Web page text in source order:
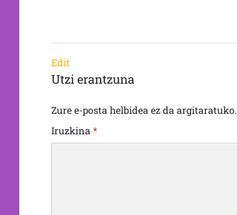
Edit
Utzi erantzuna
Zure e-posta helbidea ez da argitaratuko.
Iruzkina*